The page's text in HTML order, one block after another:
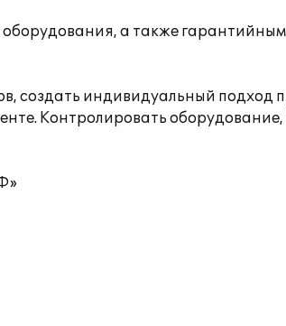
а также
создать индивидуальный подход
Контролировать